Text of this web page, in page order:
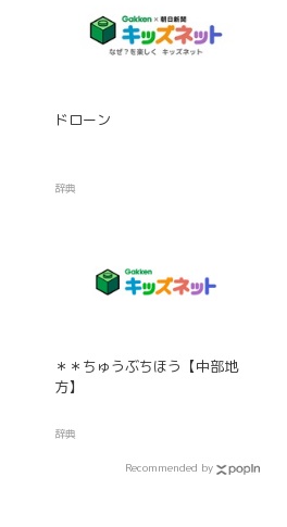
ドローン
辞典
＊＊ちゅうぶちほう【中部地
方】
辞典
Recommended by